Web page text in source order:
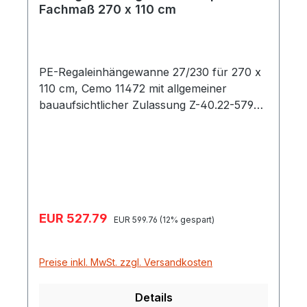
Fachmaß 270 x 110 cm
PE-Regaleinhängewanne 27/230 für 270 x
110 cm, Cemo 11472 mit allgemeiner
bauaufsichtlicher Zulassung Z-40.22-579
Regaltraversen auf und werden dort sicher
direkt auf die Wanne gesetzt werden ein
erforderlich, kann optional verwendet
Verkaufspreis:
EUR 527.79 Regulärer Preis:
EUR 599.76 (12% gespart)
Preise inkl. MwSt. zzgl. Versandkosten
Details